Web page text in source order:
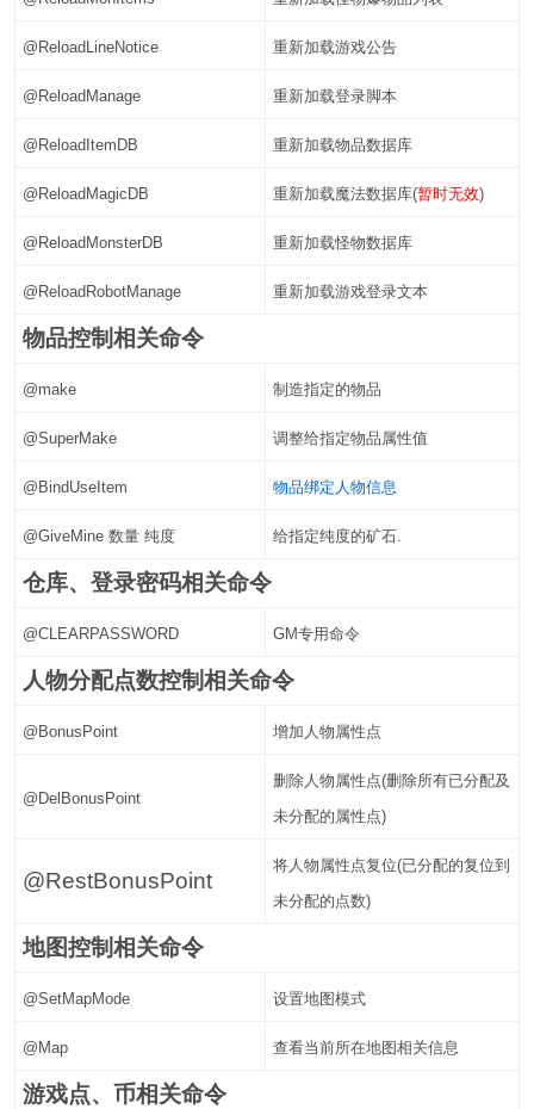
@ReloadLineNotice 重新加载游戏公告
@ReloadManage 重新加载登录脚本
@ReloadItemDB 重新加载物品数据库
@ReloadMagicDB 重新加载魔法数据库(暂时无效)
@ReloadMonsterDB 重新加载怪物数据库
@ReloadRobotManage 重新加载游戏登录文本
物品控制相关命令
@make 制造指定的物品
@SuperMake 调整给指定物品属性值
@BindUseItem 物品绑定人物信息
@GiveMine 数量 纯度 给指定纯度的矿石.
仓库、登录密码相关命令
@CLEARPASSWORD GM专用命令
人物分配点数控制相关命令
@BonusPoint 增加人物属性点
@DelBonusPoint
删除人物属性点(删除所有已分配及
未分配的属性点)
@RestBonusPoint
将人物属性点复位(已分配的复位到
未分配的点数)
地图控制相关命令
@SetMapMode 设置地图模式
@Map 查看当前所在地图相关信息
游戏点、币相关命令